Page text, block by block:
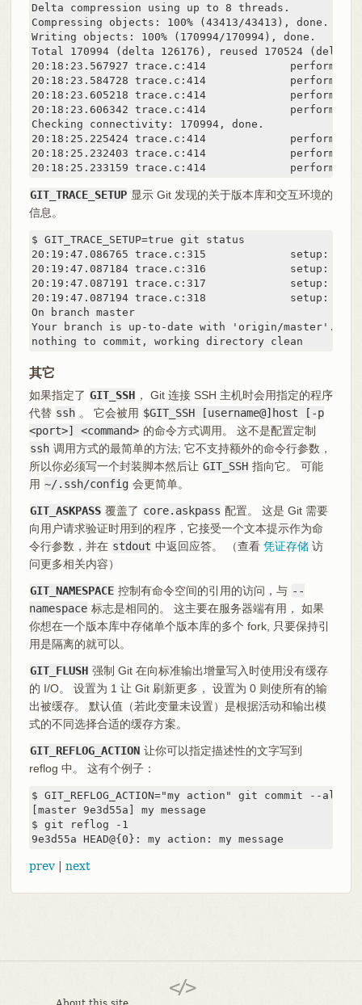
Delta compression using up to 8 threads.
Compressing objects: 100% (43413/43413), done.
Writing objects: 100% (170994/170994), done.
Total 170994 (delta 126176), reused 170524 (delta
20:18:23.567927 trace.c:414
20:18:23.584728 trace.c:414
20:18:23.605218 trace.c:414
20:18:23.606342 trace.c:414
Checking connectivity: 170994, done.
20:18:25.225424 trace.c:414
20:18:25.232403 trace.c:414
20:18:25.233159 trace.c:414
GIT_TRACE_SETUP 显示 Git 发现的关于版本库和交互环境的
信息。
$ GIT_TRACE_SETUP=true git status
20:19:47.086765 trace.c:315             setup:
20:19:47.087184 trace.c:316             setup:
20:19:47.087191 trace.c:317             setup:
20:19:47.087194 trace.c:318             setup:
On branch master
Your branch is up-to-date with 'origin/master'.
nothing to commit, working directory clean
其它
如果指定了 GIT_SSH ， Git 连接 SSH 主机时会用指定的程序
代替 ssh 。 它会被用 $GIT_SSH [username@]host [-p
<port>] <command> 的命令方式调用。 这不是配置定制
ssh 调用方式的最简单的方法; 它不支持额外的命令行参数，
所以你必须写一个封装脚本然后让 GIT_SSH 指向它。 可能
用 ~/.ssh/config 会更简单。
GIT_ASKPASS 覆盖了 core.askpass 配置。 这是 Git 需要
向用户请求验证时用到的程序，它接受一个文本提示作为命
令行参数，并在 stdout 中返回应答。 （查看 凭证存储访
问更多相关内容）
GIT_NAMESPACE 控制有命令空间的引用的访问，与 --
namespace 标志是相同的。 这主要在服务器端有用， 如果
你想在一个版本库中存储单个版本库的多个 fork, 只要保持引
用是隔离的就可以。
GIT_FLUSH 强制 Git 在向标准输出增量写入时使用没有缓存
的 I/O。 设置为 1 让 Git 刷新更多， 设置为 0 则使所有的输
出被缓存。 默认值（若此变量未设置）是根据活动和输出模
式的不同选择合适的缓存方案。
GIT_REFLOG_ACTION 让你可以指定描述性的文字写到
reflog 中。 这有个例子：
$ GIT_REFLOG_ACTION="my action" git commit --
[master 9e3d55a] my message
$ git reflog -1
9e3d55a HEAD@{0}: my action: my message
prev| next